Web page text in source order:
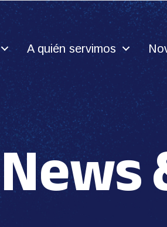
A quién servimos